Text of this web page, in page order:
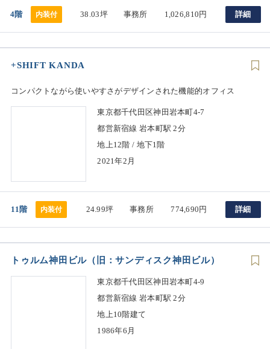
4階 内装付 38.03坪 事務所 1,026,810円 詳細
+SHIFT KANDA
コンパクトながら使いやすさがデザインされた機能的オフィス
東京都千代田区神田岩本町4-7
都営新宿線 岩本町駅 2分
地上12階 / 地下1階
2021年2月
11階 内装付 24.99坪 事務所 774,690円 詳細
トゥルム神田ビル（旧：サンディスク神田ビル）
東京都千代田区神田岩本町4-9
都営新宿線 岩本町駅 2分
地上10階建て
1986年6月